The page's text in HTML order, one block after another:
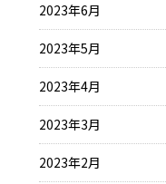
2023年6月
2023年5月
2023年4月
2023年3月
2023年2月